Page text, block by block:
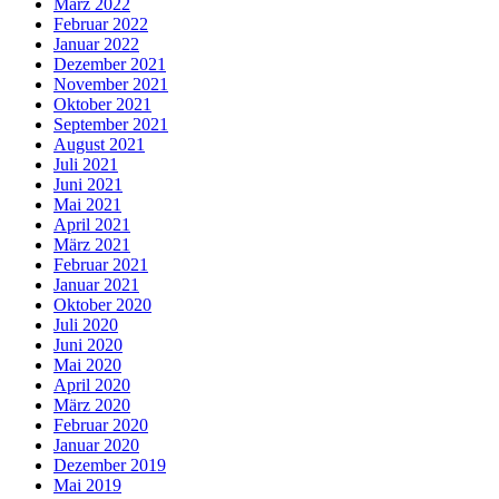
Februar 2022
Januar 2022
Dezember 2021
November 2021
Oktober 2021
September 2021
August 2021
Juli 2021
Juni 2021
Mai 2021
April 2021
März 2021
Februar 2021
Januar 2021
Oktober 2020
Juli 2020
Juni 2020
Mai 2020
April 2020
März 2020
Februar 2020
Januar 2020
Dezember 2019
Mai 2019